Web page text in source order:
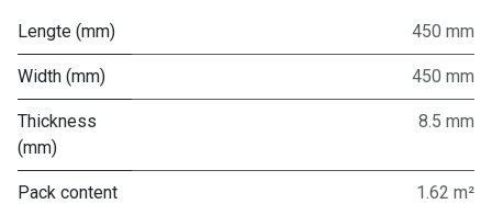
Lengte (mm) 450 mm
Width (mm) 450 mm
Thickness
(mm)
8.5 mm
Pack content
1.62 m²